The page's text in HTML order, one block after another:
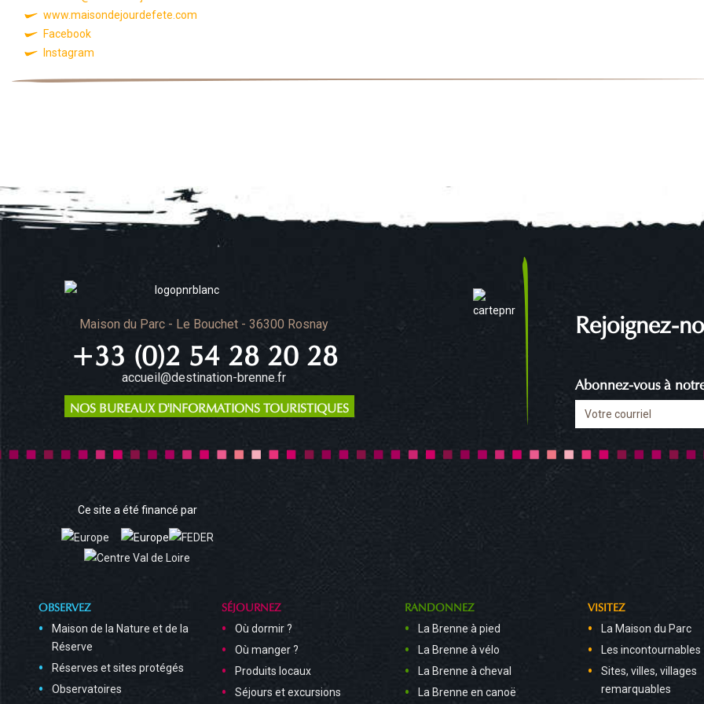
www.maisondejourdefete.com
Facebook
Instagram
Maison du Parc - Le Bouchet - 36300 Rosnay
+33 (0)2 54 28 20 28
accueil@destination-brenne.fr
NOS BUREAUX D'INFORMATIONS TOURISTIQUES
Rejoignez-
Abonnez-vous à
Ce site a été financé par
OBSERVEZ
Maison de la Nature et de la
Réserve
Réserves et sites protégés
Observatoires
SÉJOURNEZ
Où dormir ?
Où manger ?
Produits locaux
Séjours et excursions
RANDONNEZ
La Brenne à pied
La Brenne à vélo
La Brenne à cheval
La Brenne en canoë
VISITEZ
La Maison du Parc
Les incontournables
Sites, villes, villages
remarquables